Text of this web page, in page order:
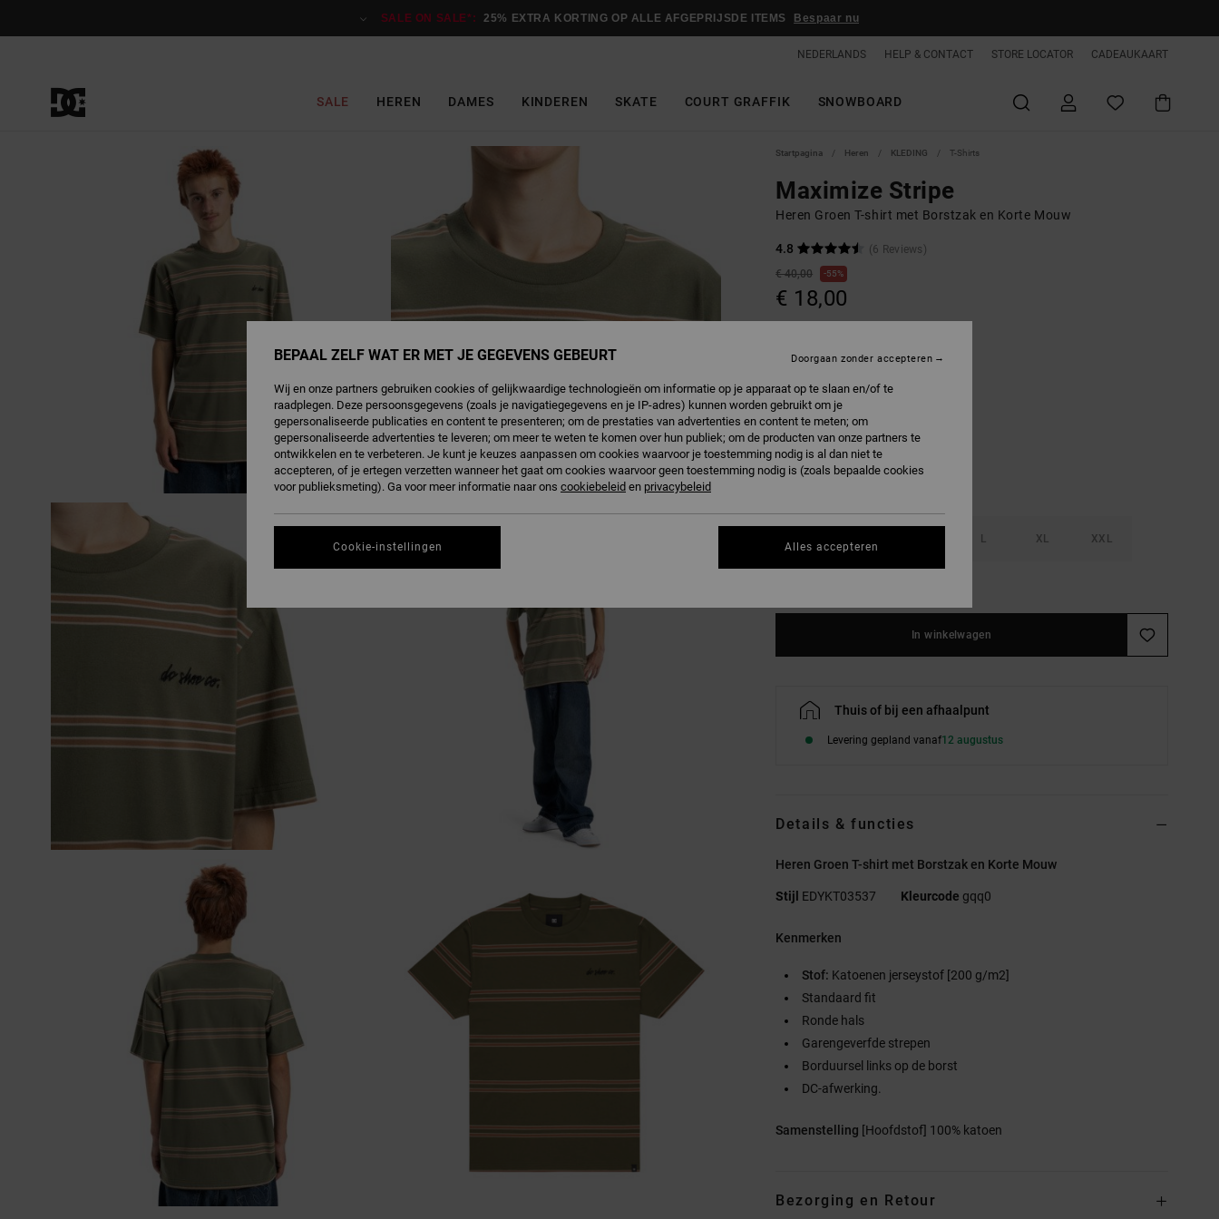
SALE ON SALE*: 25% EXTRA KORTING OP ALLE AFGEPRIJSDE ITEMS Bespaar nu
NEDERLANDS HELP & CONTACT STORE LOCATOR CADEAUKAART
SALE HEREN DAMES KINDEREN SKATE COURT GRAFFIK SNOWBOARD
Startpagina Heren KLEDING T-Shirts
Maximize Stripe
Heren Groen T-shirt met Borstzak en Korte Mouw
4.8
(6 Reviews)
€ 40,00
55%
€ 18,00
KleurBronze Green
L XL XXL
In winkelwagen
Thuis of bij een afhaalpunt
Levering gepland vanaf12 augustus
Details & functies
Heren Groen T-shirt met Borstzak en Korte Mouw
Stijl EDYKT03537 Kleurcode gqq0
Kenmerken
Stof: Katoenen jerseystof [200 g/m2]
Standaard fit
Ronde hals
Garengeverfde strepen
Borduursel links op de borst
DC-afwerking.
Samenstelling [Hoofdstof] 100% katoen
Bezorging en Retour
BEPAAL ZELF WAT ER MET JE GEGEVENS GEBEURT
Wij en onze partners gebruiken cookies of gelijkwaardige technologieën om informatie op je apparaat op te slaan en/of te
raadplegen. Deze persoonsgegevens (zoals je navigatiegegevens en je IP-adres) kunnen worden gebruikt om je
gepersonaliseerde publicaties en content te presenteren; om de prestaties van advertenties en content te meten; om
gepersonaliseerde advertenties te leveren; om meer te weten te komen over hun publiek; om de producten van onze partners te
ontwikkelen en te verbeteren. Je kunt je keuzes aanpassen om cookies waarvoor je toestemming nodig is al dan niet te
accepteren, of je ertegen verzetten wanneer het gaat om cookies waarvoor geen toestemming nodig is (zoals bepaalde cookies
voor publieksmeting). Ga voor meer informatie naar ons cookiebeleid en privacybeleid
Cookie-instellingen
Doorgaan zonder accepteren
Alles accepteren